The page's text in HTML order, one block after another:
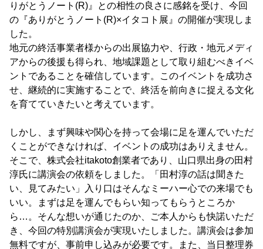
りがとうノート(R)』との相性の良さに感銘を受け、今回
の『ありがとうノート(R)×イタコト展』の開催が実現しま
した。
地元の終活事業者様からの出展協力や、行政・地元メディ
アからの後援も得られ、地域課題として取り組むべきイベ
ントであることを確信しています。このイベントを成功さ
せ、継続的に実施することで、終活を前向きに捉える文化
を育てていきたいと考えています。
しかし、まず興味や関心を持って会場に足を運んでいただ
くことができなければ、イベントの成功はありえません。
そこで、株式会社itakoto創業者であり、山口県出身の田村
淳氏に講演会の依頼をしました。「田村淳の話は聞きた
い、見てみたい」入り口はそんなミーハー心での来場でも
いい。まずは足を運んでもらい知ってもらうところか
ら…。そんな想いが通じたのか、ご本人からも快諾いただ
き、今回の特別講演会が実現いたしました。講演会は参加
無料ですが、事前申し込みが必要です。また、当日整理券